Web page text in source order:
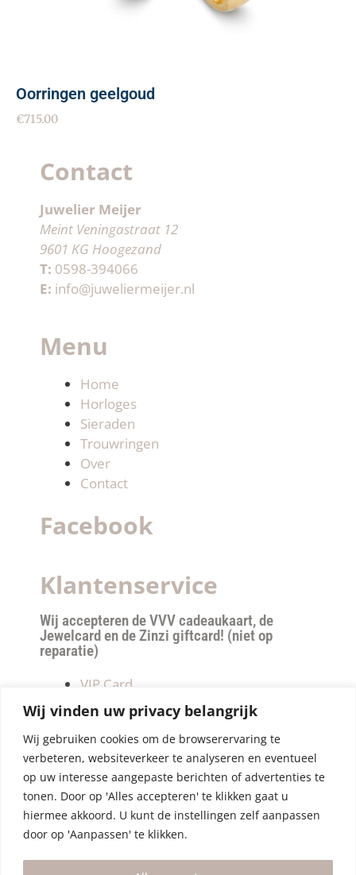
Wij vinden uw privacy belangrijk
Wij gebruiken cookies om de browserervaring te
verbeteren, websiteverkeer te analyseren en eventueel
op uw interesse aangepaste berichten of advertenties te
tonen. Door op 'Alles accepteren' te klikken gaat u
hiermee akkoord. U kunt de instellingen zelf aanpassen
door op 'Aanpassen' te klikken.
Oorringen geelgoud
€715.00
Contact
Juwelier Meijer
Meint Veningastraat 12
9601 KG Hoogezand
T: 0598-394066
E: info@juweliermeijer.nl
Menu
Home
Horloges
Sieraden
Trouwringen
Over
Contact
Facebook
Klantenservice
Wij accepteren de VVV cadeaukaart, de
Jewelcard en de Zinzi giftcard! (niet op
reparatie)
VIP Card
Retourneren
Betalen & verzendkosten
Privacy Policy
Algemene Voorwaarden